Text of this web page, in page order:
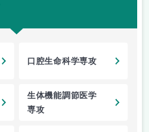
口腔生命科学専攻
生体機能調節医学
専攻